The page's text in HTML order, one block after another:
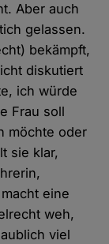
Aber auch
gelassen.
bekämpft,
diskutiert
ich würde
Frau soll
möchte oder
sie klar,
eine
weh,
viel